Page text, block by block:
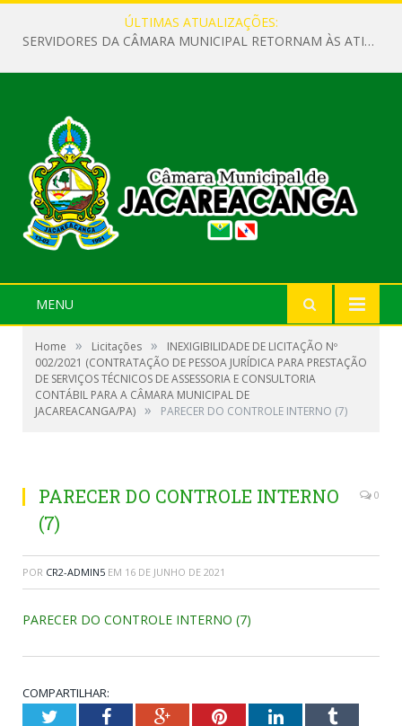
ÚLTIMAS ATUALIZAÇÕES:
SERVIDORES DA CÂMARA MUNICIPAL RETORNAM ÀS ATIVIDADES APÓS O RECESSO PARLAMENTAR
MENU
Home » Licitações »
INEXIGIBILIDADE DE LICITAÇÃO Nº
002/2021 (CONTRATAÇÃO DE PESSOA JURÍDICA PARA PRESTAÇÃO
DE SERVIÇOS TÉCNICOS DE ASSESSORIA E CONSULTORIA
CONTÁBIL PARA A CÂMARA MUNICIPAL DE
JACAREACANGA/PA) » PARECER DO CONTROLE INTERNO (7)
PARECER DO CONTROLE INTERNO
(7)
0
POR CR2-ADMIN5 EM 16 DE JUNHO DE 2021
PARECER DO CONTROLE INTERNO (7)
COMPARTILHAR:
TwitterFacebookGoogle+PinterestLinkedInTumblr